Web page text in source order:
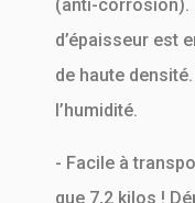
(anti-corrosion).
d’épaisseur est
de haute
l’humidité.
- Facile à
que 7,2 kilos !